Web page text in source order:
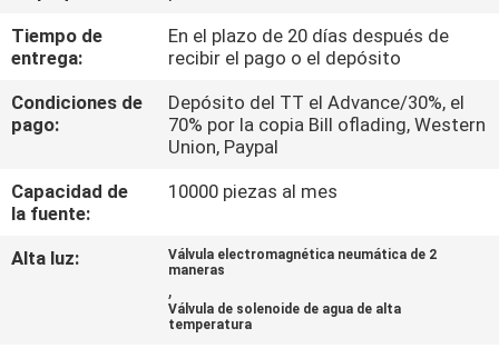
ÉNTRENOS
CONTACTO
PIDA
UNA
Tiempo de
entrega:
En el plazo de 20 días después de
recibir el pago o el depósito
Condiciones de
pago:
Depósito del TT el Advance/30%, el
70% por la copia Bill oflading, Western
Union, Paypal
Capacidad de
la fuente:
10000 piezas al mes
Alta luz:
Válvula electromagnética neumática de 2
maneras
,
Válvula de solenoide de agua de alta
temperatura